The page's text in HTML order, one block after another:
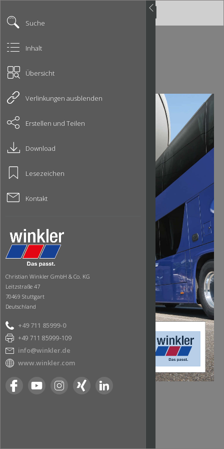
Suche
Inhalt
Übersicht
Verlinkungen ausblenden
Erstellen und Teilen
Download
Lesezeichen
Kontakt
Christian Winkler GmbH & Co. KG
Leitzstraße 47
70469 Stuttgart
Deutschland
+49 711 85999-0
+49 711 85999-109
info@winkler.de
www.winkler.com